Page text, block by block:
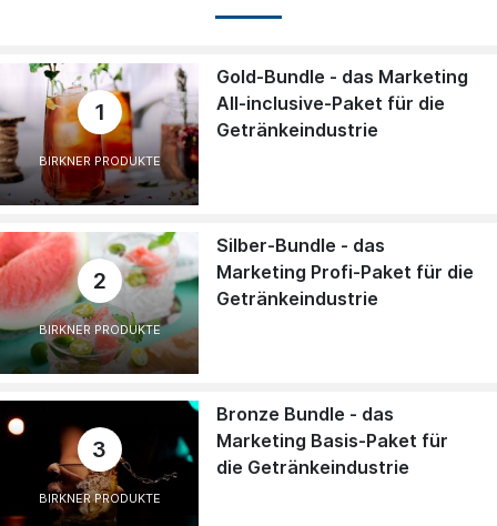
1
BIRKNER PRODUKTE
Gold-Bundle - das Marketing
All-inclusive-Paket für die
Getränkeindustrie
2
BIRKNER PRODUKTE
Silber-Bundle - das
Marketing Profi-Paket für die
Getränkeindustrie
3
BIRKNER PRODUKTE
Bronze Bundle - das
Marketing Basis-Paket für
die Getränkeindustrie